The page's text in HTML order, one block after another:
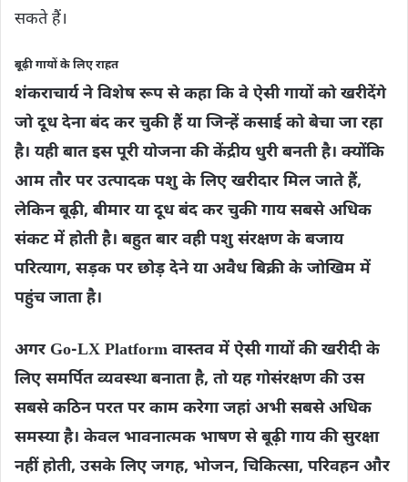
सकते हैं।
बूढ़ी गायों के लिए राहत
शंकराचार्य ने विशेष रूप से कहा कि वे ऐसी गायों को खरीदेंगे
जो दूध देना बंद कर चुकी हैं या जिन्हें कसाई को बेचा जा रहा
है। यही बात इस पूरी योजना की केंद्रीय धुरी बनती है। क्योंकि
आम तौर पर उत्पादक पशु के लिए खरीदार मिल जाते हैं,
लेकिन बूढ़ी, बीमार या दूध बंद कर चुकी गाय सबसे अधिक
संकट में होती है। बहुत बार वही पशु संरक्षण के बजाय
परित्याग, सड़क पर छोड़ देने या अवैध बिक्री के जोखिम में
पहुंच जाता है।
अगर Go-LX Platform वास्तव में ऐसी गायों की खरीदी के
लिए समर्पित व्यवस्था बनाता है, तो यह गोसंरक्षण की उस
सबसे कठिन परत पर काम करेगा जहां अभी सबसे अधिक
समस्या है। केवल भावनात्मक भाषण से बूढ़ी गाय की सुरक्षा
नहीं होती, उसके लिए जगह, भोजन, चिकित्सा, परिवहन और